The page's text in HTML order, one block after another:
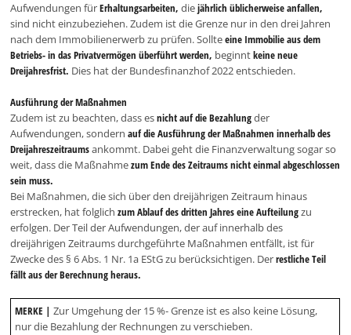
Aufwendungen fürErhaltungsarbeiten,diejährlich üblicherweise anfallen,
sind nicht einzubeziehen. Zudem ist die Grenze nur in den drei Jahren
nach dem Immobilienerwerb zu prüfen. Sollteeine Immobilie aus dem
Betriebs- in das Privatvermögen überführt werden, beginntkeine neue
Dreijahresfrist. Dies hat der Bundesfinanzhof 2022 entschieden.
Ausführung der Maßnahmen
Zudem ist zu beachten, dass esnicht auf die Bezahlungder
Aufwendungen, sondernauf die Ausführung der Maßnahmen innerhalb des
Dreijahreszeitraumsankommt. Dabei geht die Finanzverwaltung sogar so
weit, dass die Maßnahmezum Ende des Zeitraums nicht einmal abgeschlossen
sein muss.
Bei Maßnahmen, die sich über den dreijährigen Zeitraum hinaus
erstrecken, hat folglichzum Ablauf des dritten Jahres eine Aufteilungzu
erfolgen. Der Teil der Aufwendungen, der auf innerhalb des
dreijährigen Zeitraums durchgeführte Maßnahmen entfällt, ist für
Zwecke des § 6 Abs. 1 Nr. 1a EStG zu berücksichtigen. Derrestliche Teil
fällt aus der Berechnung heraus.
MERKE | Zur Umgehung der 15 %- Grenze ist es also keine Lösung,
nur die Bezahlung der Rechnungen zu verschieben.